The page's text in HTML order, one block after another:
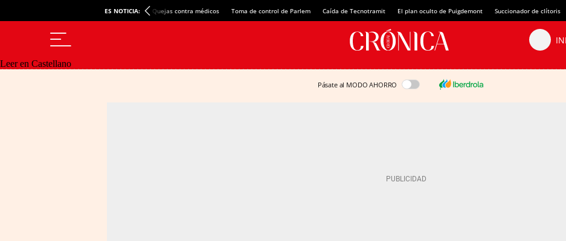
ES NOTICIA: Quejas contra médicos Toma de control de Parlem Caída de Tecnotramit El plan oculto de Puigdemont Succionador de clítoris
Leer en Castellano
Pásate al MODO AHORRO